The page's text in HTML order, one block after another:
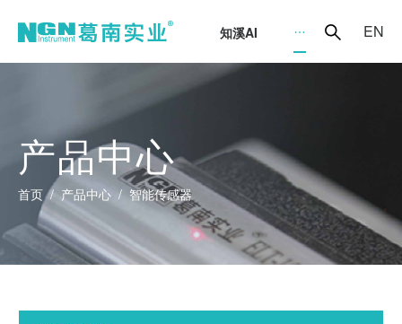
知溪AI EN
应力
水位
压力
位移
产品中心
首页 / 产品中心 / 智能传感器